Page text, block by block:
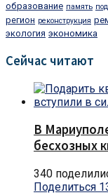
образование память
регион реконструкция
экология экономика
Сейчас читают
В
бесхозных
340
Поделиться